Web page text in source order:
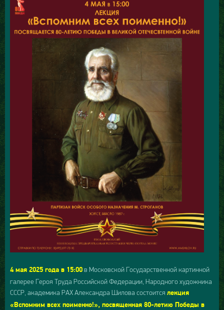
4 мая 2025 года в 15:00 в Московской Государственной картинной
галерее Героя Труда Российской Федерации, Народного художника
СССР, академика РАХ Александра Шилова состоится лекция
«Вспомним всех поименно!», посвященная 80-летию Победы в